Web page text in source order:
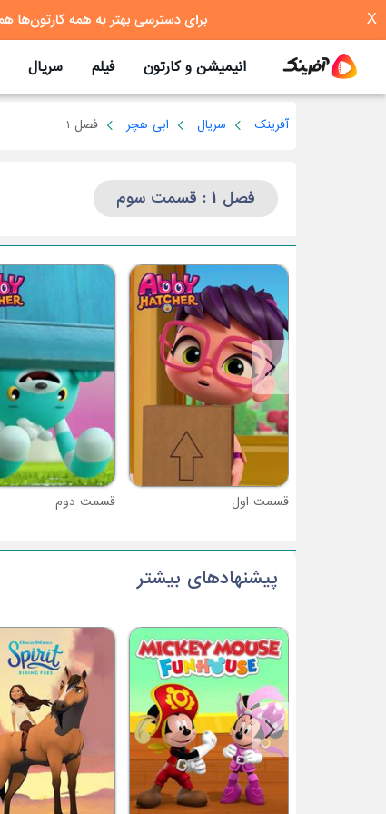
X
انیمیشن و کارتون فیلم سریال
آفرینک سریال ابی هچر فصل 1
فصل 1 : قسمت سوم
قسمت اول قسمت دوم
پیشنهادهای بیشتر